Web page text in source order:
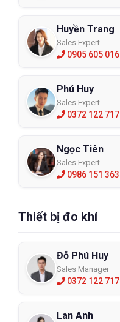
Huyền Trang
Sales Expert
0905 605 016
Phú Huy
Sales Expert
0372 122 717
Ngọc Tiên
Sales Expert
0986 151 363
Thiết bị đo khí
Đỗ Phú Huy
Sales Manager
0372 122 717
Lan Anh